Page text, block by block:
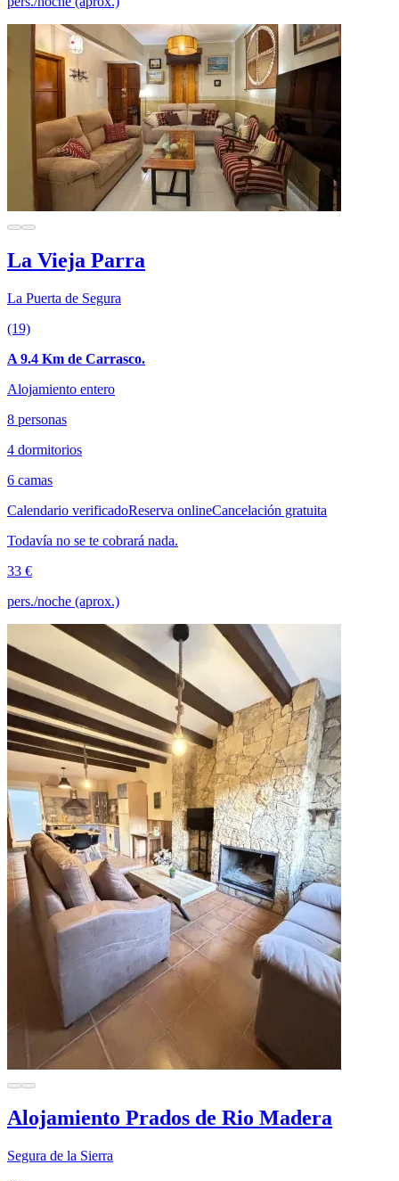
La Vieja Parra
La Puerta de Segura
(19)
A 9.4 Km de Carrasco.
Alojamiento entero
8 personas
4 dormitorios
6 camas
Calendario verificadoReserva onlineCancelación gratuita
Todavía no se te cobrará nada.
33 €
pers./noche (aprox.)
Alojamiento Prados de Rio Madera
Segura de la Sierra